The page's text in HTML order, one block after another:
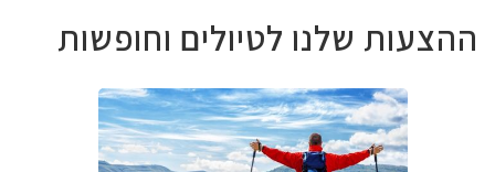
ההצעות שלנו לטיולים וחופשות